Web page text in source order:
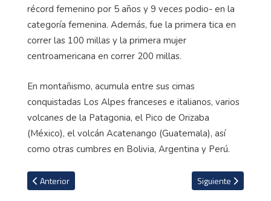
récord femenino por 5 años y 9 veces podio- en la
categoría femenina. Además, fue la primera tica en
correr las 100 millas y la primera mujer
centroamericana en correr 200 millas.
En montañismo, acumula entre sus cimas
conquistadas Los Alpes franceses e italianos, varios
volcanes de la Patagonia, el Pico de Orizaba
(México), el volcán Acatenango (Guatemala), así
como otras cumbres en Bolivia, Argentina y Perú.
Artículo anterior: Cayó el invicto de 4 meses que tenía Novak
Anterior Artículo siguiente:
Siguiente